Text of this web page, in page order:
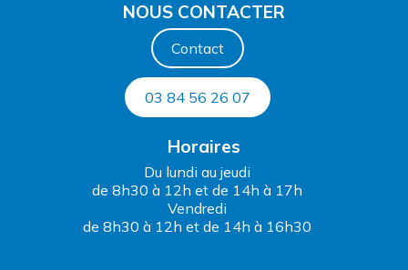
NOUS CONTACTER
Contact
03 84 56 26 07
Horaires
Du lundi au jeudi
de 8h30 à 12h et de 14h à 17h
Vendredi
de 8h30 à 12h et de 14h à 16h30